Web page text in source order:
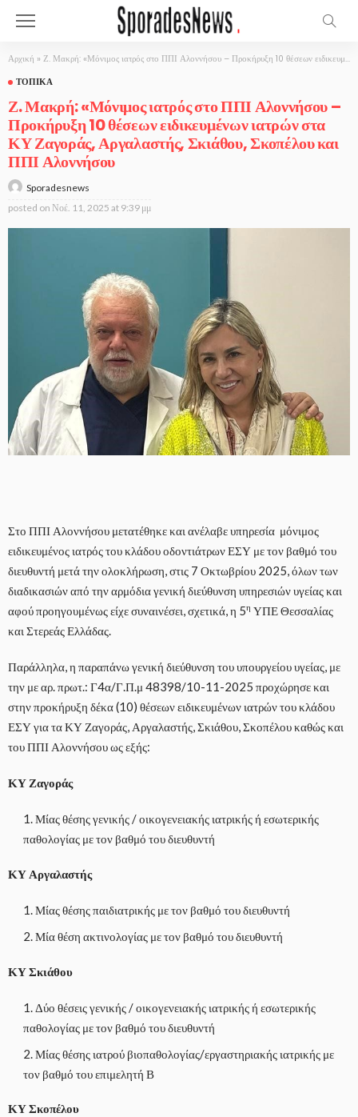
Αρχική » Ζ. Μακρή: «Μόνιμος ιατρός στο ΠΠΙ Αλοννήσου – Προκήρυξη 10 θέσεων ειδικευμένων ιατρών στα ΚΥ Ζαγοράς, Αργαλαστής, Σκιάθου, Σκοπέλου και ΠΠΙ Αλοννήσου
ΤΟΠΙΚΆ
Ζ. Μακρή: «Μόνιμος ιατρός στο ΠΠΙ Αλοννήσου –
Προκήρυξη 10 θέσεων ειδικευμένων ιατρών στα
ΚΥ Ζαγοράς, Αργαλαστής, Σκιάθου, Σκοπέλου και
ΠΠΙ Αλοννήσου
Sporadesnews
posted on Νοέ. 11, 2025 at 9:39 μμ
Στο ΠΠΙ Αλοννήσου μετατέθηκε και ανέλαβε υπηρεσία μόνιμος
ειδικευμένος ιατρός του κλάδου οδοντιάτρων ΕΣΥ με τον βαθμό του
διευθυντή μετά την ολοκλήρωση, στις 7 Οκτωβρίου 2025, όλων των
διαδικασιών από την αρμόδια γενική διεύθυνση υπηρεσιών υγείας και
αφού προηγουμένως είχε συναινέσει, σχετικά, η 5η ΥΠΕ Θεσσαλίας
και Στερεάς Ελλάδας.
Παράλληλα, η παραπάνω γενική διεύθυνση του υπουργείου υγείας, με
την με αρ. πρωτ.: Γ4α/Γ.Π.μ 48398/10-11-2025 προχώρησε και
στην προκήρυξη δέκα (10) θέσεων ειδικευμένων ιατρών του κλάδου
ΕΣΥ για τα ΚΥ Ζαγοράς, Αργαλαστής, Σκιάθου, Σκοπέλου καθώς και
του ΠΠΙ Αλοννήσου ως εξής:
ΚΥ Ζαγοράς
Μίας θέσης γενικής / οικογενειακής ιατρικής ή εσωτερικής
παθολογίας με τον βαθμό του διευθυντή
ΚΥ Αργαλαστής
Μίας θέσης παιδιατρικής με τον βαθμό του διευθυντή
Μία θέση ακτινολογίας με τον βαθμό του διευθυντή
ΚΥ Σκιάθου
Δύο θέσεις γενικής / οικογενειακής ιατρικής ή εσωτερικής
παθολογίας με τον βαθμό του διευθυντή
Μίας θέσης ιατρού βιοπαθολογίας/εργαστηριακής ιατρικής με
τον βαθμό του επιμελητή Β
ΚΥ Σκοπέλου